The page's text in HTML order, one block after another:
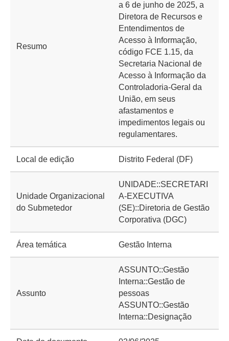
Resumo
a 6 de junho de 2025, a
Diretora de Recursos e
Entendimentos de
Acesso à Informação,
código FCE 1.15, da
Secretaria Nacional de
Acesso à Informação da
Controladoria-Geral da
União, em seus
afastamentos e
impedimentos legais ou
regulamentares.
Local de edição Distrito Federal (DF)
Unidade Organizacional
do Submetedor
UNIDADE::SECRETARI
A-EXECUTIVA
(SE)::Diretoria de Gestão
Corporativa (DGC)
Área temática Gestão Interna
Assunto
ASSUNTO::Gestão
Interna::Gestão de
pessoas
ASSUNTO::Gestão
Interna::Designação